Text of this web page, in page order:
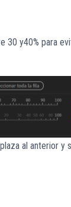
30 y40% para
al anterior y